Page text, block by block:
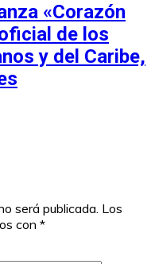
«Corazón
de los
y del Caribe,
será publicada. Los
con *